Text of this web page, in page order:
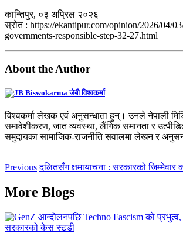
कान्तिपुर, ०३ अप्रिल २०२६
स्रोत : https://ekantipur.com/opinion/2026/04/
governments-responsible-step-32-27.html
About the Author
जेबी विश्वकर्मा
विश्वकर्मा लेखक एवं अनुसन्धाता हुन्। उनले नेपाली
समावेशीकरण, जात व्यवस्था, लैंगिक समानता र
समुदायका सामाजिक-राजनीति सवालमा लेखन र
Previous दलितसँग क्षमायाचना : सरकारको जिम्मेवार
More Blogs